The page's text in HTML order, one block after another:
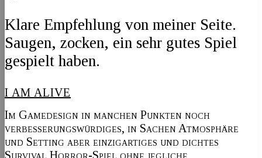
Klare Empfehlung von meiner Seite.
Saugen, zocken, ein sehr gutes Spiel
gespielt haben.
I AM ALIVE
Im Gamedesign in manchen Punkten noch
verbesserungswürdiges, in Sachen Atmosphäre
und Setting aber einzigartiges und dichtes
Survival Horror-Spiel ohne jegliche